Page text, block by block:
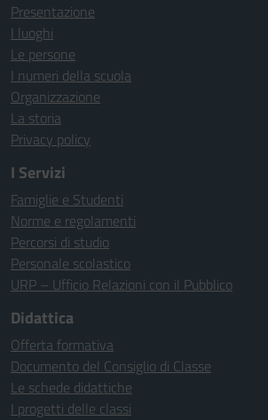
Presentazione
I luoghi
Le persone
I numeri della scuola
Organizzazione
La storia
Privacy policy
I Servizi
Famiglie e Studenti
Norme e regolamenti
Percorsi di studio
Personale scolastico
URP – Ufficio Relazioni con il Pubblico
Didattica
Offerta formativa
Documento del Consiglio di Classe
Le schede didattiche
I progetti delle classi